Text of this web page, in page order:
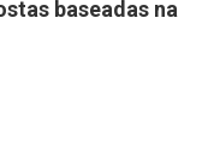
baseadas na